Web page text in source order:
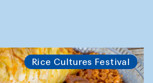
Rice Cultures Festival